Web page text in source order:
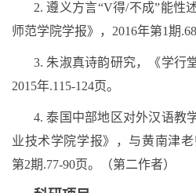
2. 遵义方言“V得/不成”能性
师范学院学报》，2016年第1期
3. 朱淑真诗韵研究，《学行
2015年.115-124页。
4. 泰国中部地区对外汉语教
业技术学院学报》，与黄南津
第2期.77-90页。（第二作者）